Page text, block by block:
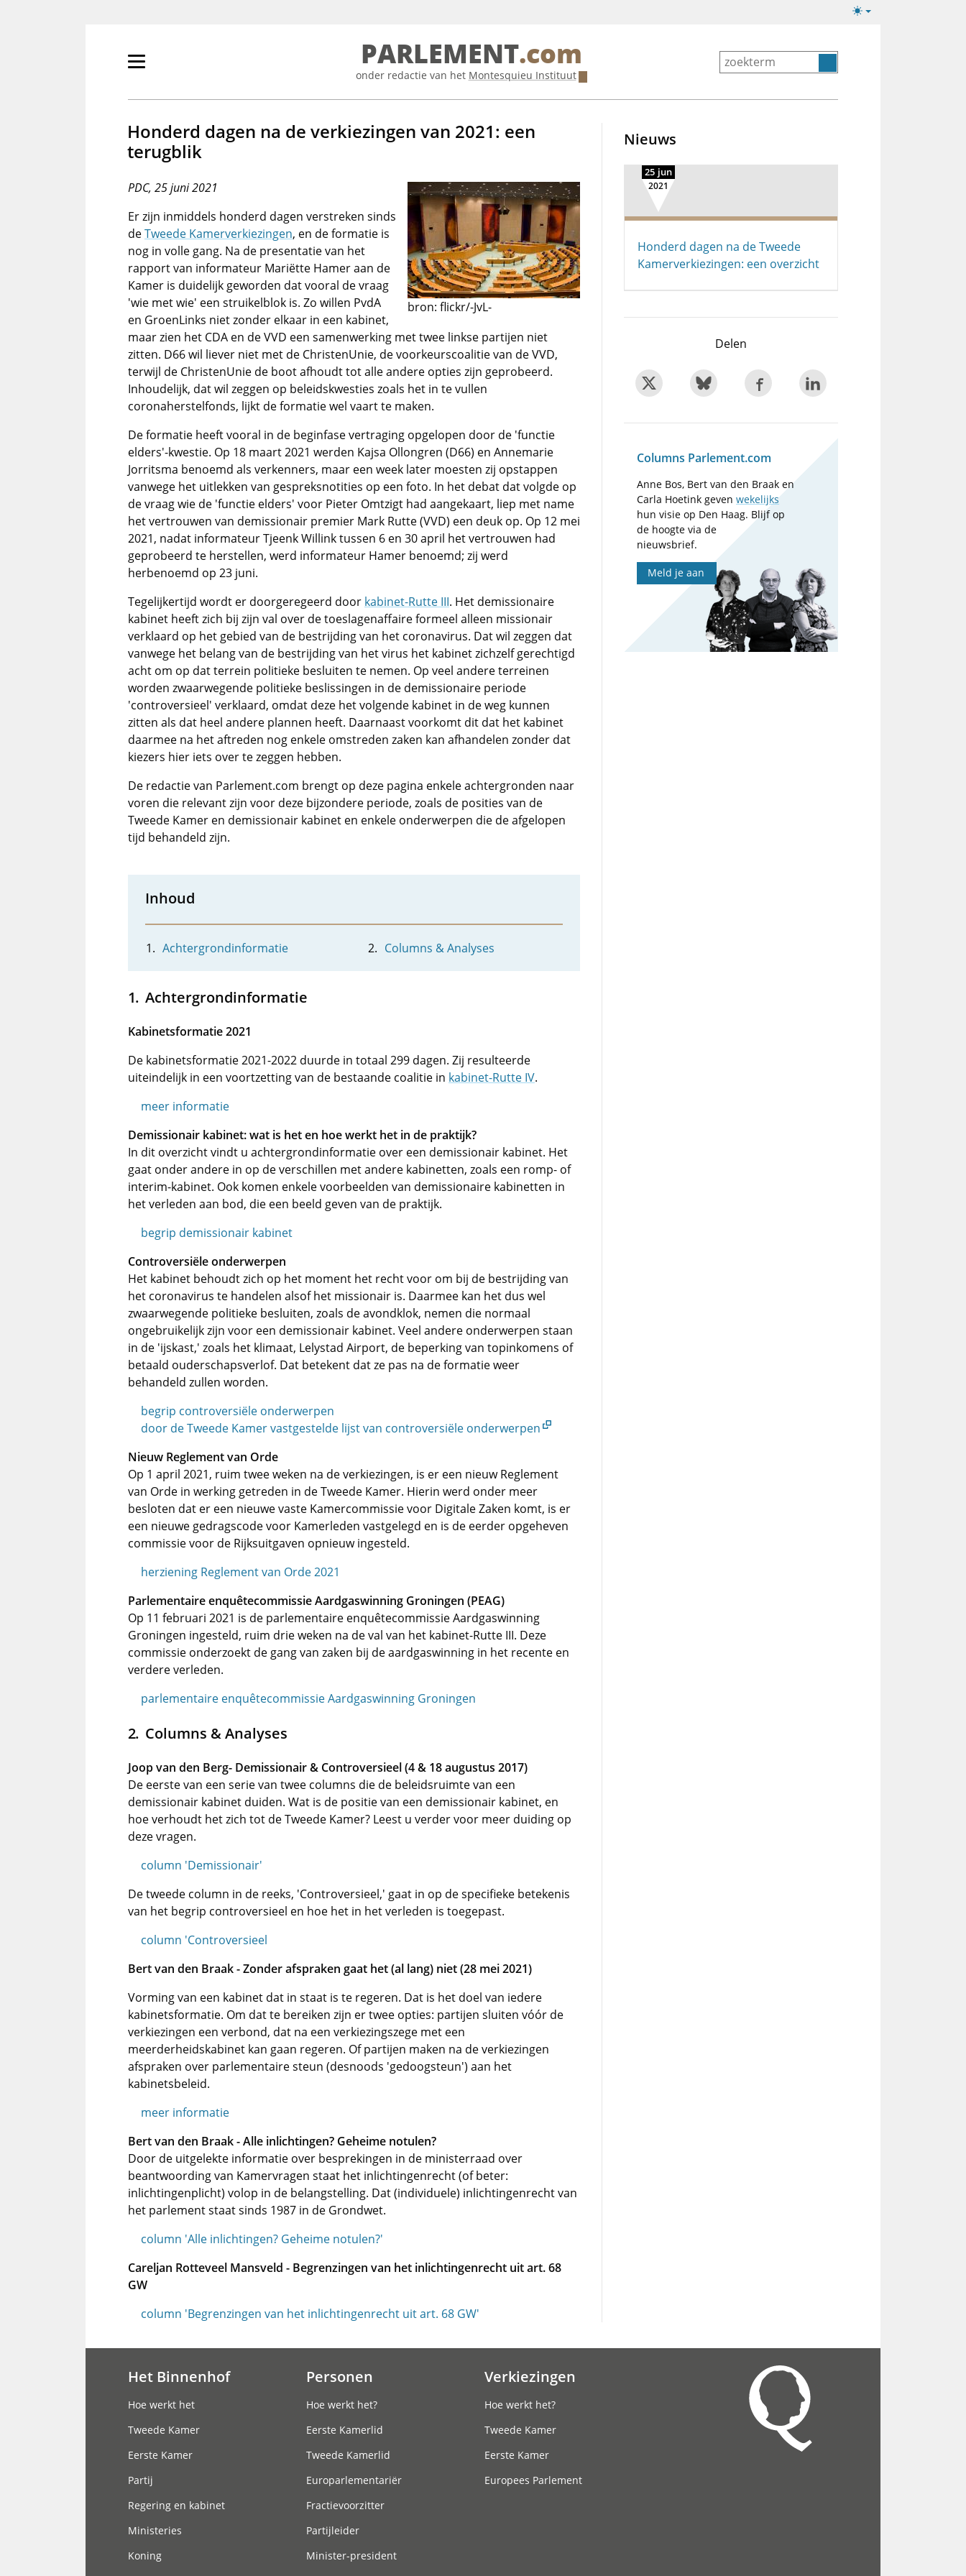
Lichte/donkere
Primair
tonen/verbergen
PARLEMENT.com
onder redactie van het Montesquieu Instituut
Honderd dagen na de verkiezingen van 2021: een
terugblik
bron: flickr/-JvL-
PDC, 25 juni 2021
Er zijn inmiddels honderd dagen verstreken sinds
deTweede Kamerverkiezingen, en de formatie is
nog in volle gang. Na de presentatie van het
rapport van informateur Mariëtte Hamer aan de
Kamer is duidelijk geworden dat vooral de vraag
'wie met wie' een struikelblok is. Zo willen PvdA
en GroenLinks niet zonder elkaar in een kabinet,
maar zien het CDA en de VVD een samenwerking met twee linkse partijen niet
zitten. D66 wil liever niet met de ChristenUnie, de voorkeurscoalitie van de VVD,
terwijl de ChristenUnie de boot afhoudt tot alle andere opties zijn geprobeerd.
Inhoudelijk, dat wil zeggen op beleidskwesties zoals het in te vullen
coronaherstelfonds, lijkt de formatie wel vaart te maken.
De formatie heeft vooral in de beginfase vertraging opgelopen door de 'functie
elders'-kwestie. Op 18 maart 2021 werden Kajsa Ollongren (D66) en Annemarie
Jorritsma benoemd als verkenners, maar een week later moesten zij opstappen
vanwege het uitlekken van gespreksnotities op een foto. In het debat dat volgde op
de vraag wie de 'functie elders' voor Pieter Omtzigt had aangekaart, liep met name
het vertrouwen van demissionair premier Mark Rutte (VVD) een deuk op. Op 12 mei
2021, nadat informateur Tjeenk Willink tussen 6 en 30 april het vertrouwen had
geprobeerd te herstellen, werd informateur Hamer benoemd; zij werd
herbenoemd op 23 juni.
Tegelijkertijd wordt er doorgeregeerd door kabinet-Rutte III. Het demissionaire
kabinet heeft zich bij zijn val over de toeslagenaffaire formeel alleen missionair
verklaard op het gebied van de bestrijding van het coronavirus. Dat wil zeggen dat
vanwege het belang van de bestrijding van het virus het kabinet zichzelf gerechtigd
acht om op dat terrein politieke besluiten te nemen. Op veel andere terreinen
worden zwaarwegende politieke beslissingen in de demissionaire periode
'controversieel' verklaard, omdat deze het volgende kabinet in de weg kunnen
zitten als dat heel andere plannen heeft. Daarnaast voorkomt dit dat het kabinet
daarmee na het aftreden nog enkele omstreden zaken kan afhandelen zonder dat
kiezers hier iets over te zeggen hebben.
De redactie van Parlement.com brengt op deze pagina enkele achtergronden naar
voren die relevant zijn voor deze bijzondere periode, zoals de posities van de
Tweede Kamer en demissionair kabinet en enkele onderwerpen die de afgelopen
tijd behandeld zijn.
Inhoud
Achtergrondinformatie Columns & Analyses
Achtergrondinformatie
Kabinetsformatie 2021
De kabinetsformatie 2021-2022 duurde in totaal 299 dagen. Zij resulteerde
uiteindelijk in een voortzetting van de bestaande coalitie in kabinet-Rutte IV.
meer informatie
Demissionair kabinet: wat is het en hoe werkt het in de praktijk?
In dit overzicht vindt u achtergrondinformatie over een demissionair kabinet. Het
gaat onder andere in op de verschillen met andere kabinetten, zoals een romp- of
interim-kabinet. Ook komen enkele voorbeelden van demissionaire kabinetten in
het verleden aan bod, die een beeld geven van de praktijk.
begrip demissionair kabinet
Controversiële onderwerpen
Het kabinet behoudt zich op het moment het recht voor om bij de bestrijding van
het coronavirus te handelen alsof het missionair is. Daarmee kan het dus wel
zwaarwegende politieke besluiten, zoals de avondklok, nemen die normaal
ongebruikelijk zijn voor een demissionair kabinet. Veel andere onderwerpen staan
in de 'ijskast,' zoals het klimaat, Lelystad Airport, de beperking van topinkomens of
betaald ouderschapsverlof. Dat betekent dat ze pas na de formatie weer
behandeld zullen worden.
begrip controversiële onderwerpen
door de Tweede Kamer vastgestelde lijst van controversiële onderwerpen
Nieuw Reglement van Orde
Op 1 april 2021, ruim twee weken na de verkiezingen, is er een nieuw Reglement
van Orde in werking getreden in de Tweede Kamer. Hierin werd onder meer
besloten dat er een nieuwe vaste Kamercommissie voor Digitale Zaken komt, is er
een nieuwe gedragscode voor Kamerleden vastgelegd en is de eerder opgeheven
commissie voor de Rijksuitgaven opnieuw ingesteld.
herziening Reglement van Orde 2021
Parlementaire enquêtecommissie Aardgaswinning Groningen (PEAG)
Op 11 februari 2021 is de parlementaire enquêtecommissie Aardgaswinning
Groningen ingesteld, ruim drie weken na de val van het kabinet-Rutte III. Deze
commissie onderzoekt de gang van zaken bij de aardgaswinning in het recente en
verdere verleden.
parlementaire enquêtecommissie Aardgaswinning Groningen
Columns & Analyses
Joop van den Berg- Demissionair & Controversieel (4 & 18 augustus 2017)
De eerste van een serie van twee columns die de beleidsruimte van een
demissionair kabinet duiden. Wat is de positie van een demissionair kabinet, en
hoe verhoudt het zich tot de Tweede Kamer? Leest u verder voor meer duiding op
deze vragen.
column 'Demissionair'
De tweede column in de reeks, 'Controversieel,' gaat in op de specifieke betekenis
van het begrip controversieel en hoe het in het verleden is toegepast.
column 'Controversieel
Bert van den Braak - Zonder afspraken gaat het (al lang) niet (28 mei 2021)
Vorming van een kabinet dat in staat is te regeren. Dat is het doel van iedere
kabinetsformatie. Om dat te bereiken zijn er twee opties: partijen sluiten vóór de
verkiezingen een verbond, dat na een verkiezingszege met een
meerderheidskabinet kan gaan regeren. Of partijen maken na de verkiezingen
afspraken over parlementaire steun (desnoods 'gedoogsteun') aan het
kabinetsbeleid.
meer informatie
Bert van den Braak - Alle inlichtingen? Geheime notulen?
Door de uitgelekte informatie over besprekingen in de ministerraad over
beantwoording van Kamervragen staat het inlichtingenrecht (of beter:
inlichtingenplicht) volop in de belangstelling. Dat (individuele) inlichtingenrecht van
het parlement staat sinds 1987 in de Grondwet.
column 'Alle inlichtingen? Geheime notulen?'
Careljan Rotteveel Mansveld - Begrenzingen van het inlichtingenrecht uit art. 68
GW
column 'Begrenzingen van het inlichtingenrecht uit art. 68 GW'
Nieuws
25 jun
2021
Honderd dagen na de Tweede
Kamerverkiezingen: een overzicht
Delen
Columns Parlement.com
Anne Bos, Bert van den Braak en
Carla Hoetink gevenwekelijks
hun visie op Den Haag. Blijf op
de hoogte via de
nieuwsbrief.
Meld je aan
Het Binnenhof
Hoe werkt het
Tweede Kamer
Eerste Kamer
Partij
Regering en kabinet
Ministeries
Koning
Personen
Hoe werkt het?
Eerste Kamerlid
Tweede Kamerlid
Europarlementariër
Fractievoorzitter
Partijleider
Minister-president
Verkiezingen
Hoe werkt het?
Tweede Kamer
Eerste Kamer
Europees Parlement